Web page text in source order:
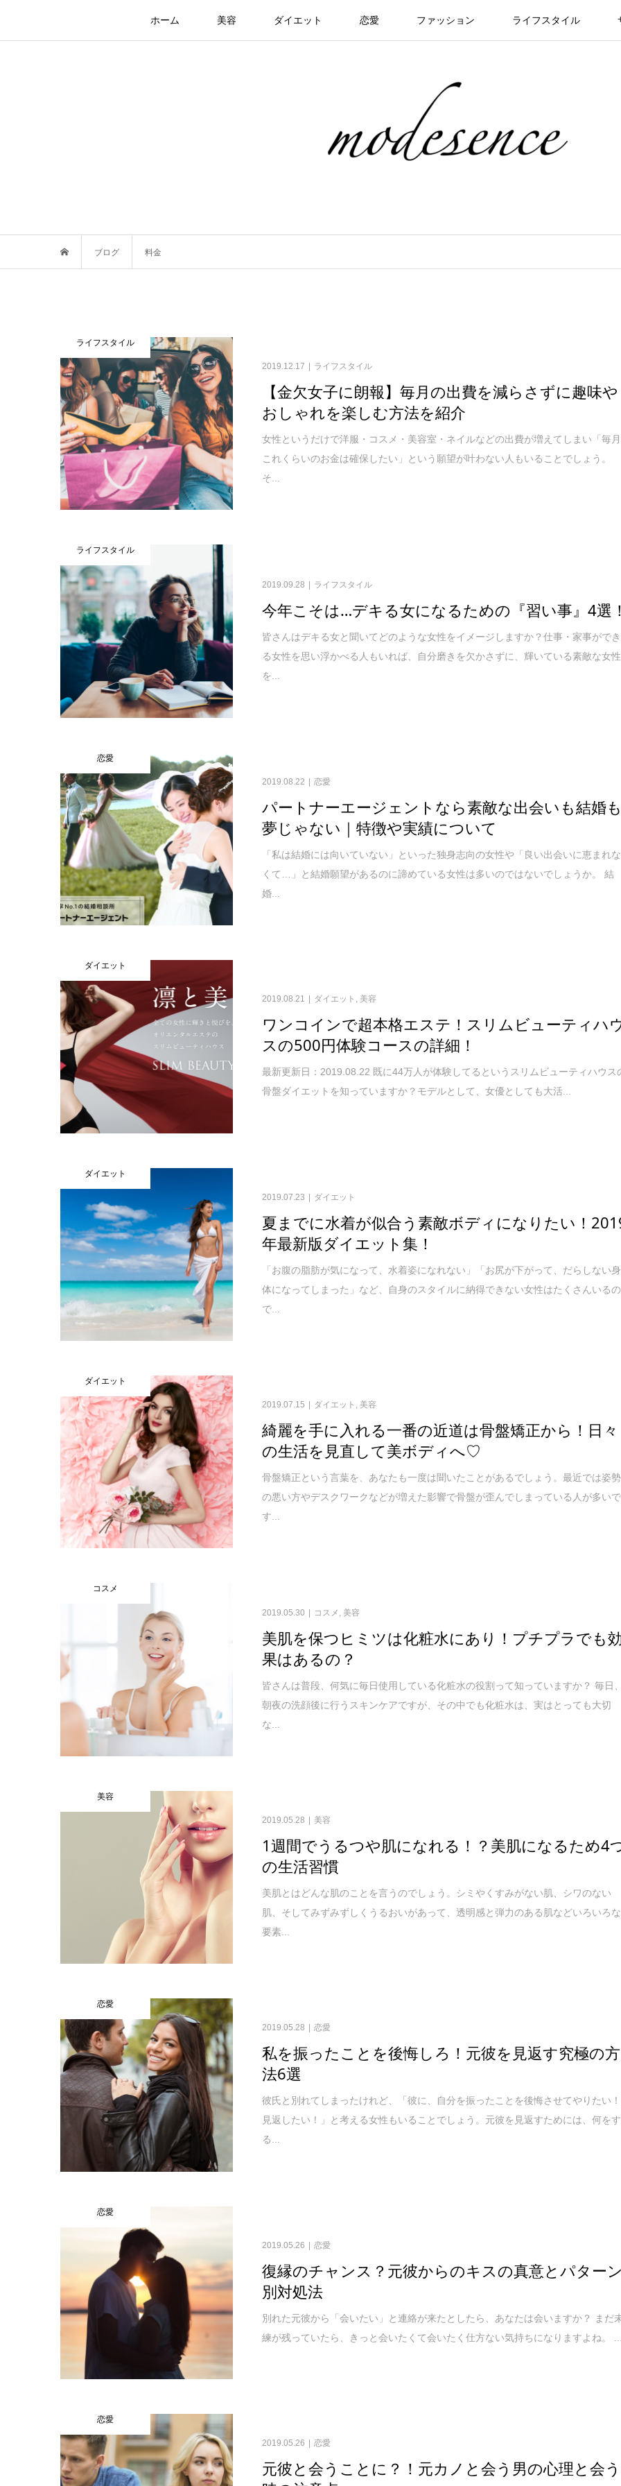
ホーム 美容 ダイエット 恋愛 ファッション ライフスタイル
ブログ 料金
ライフスタイル
2019.12.17 ライフスタイル
【金欠女子に朗報】毎月の出費を減らさずに趣味や
おしゃれを楽しむ方法を紹介
女性というだけで洋服・コスメ・美容室・ネイルなどの出費が増えてしまい「毎月
これくらいのお金は確保したい」という願望が叶わない人もいることでしょう。
そ...
ライフスタイル
2019.09.28 ライフスタイル
今年こそは…デキる女になるための『習い事』4選！
皆さんはデキる女と聞いてどのような女性をイメージしますか？仕事・家事ができ
る女性を思い浮かべる人もいれば、自分磨きを欠かさずに、輝いている素敵な女性
を...
恋愛
2019.08.22 恋愛
パートナーエージェントなら素敵な出会いも結婚も
夢じゃない｜特徴や実績について
「私は結婚には向いていない」といった独身志向の女性や「良い出会いに恵まれな
くて…」と結婚願望があるのに諦めている女性は多いのではないでしょうか。 結
婚...
ダイエット
2019.08.21 ダイエット , 美容
ワンコインで超本格エステ！スリムビューティハ
スの500円体験コースの詳細！
最新更新日：2019.08.22 既に44万人が体験してるというスリムビューティハウス
骨盤ダイエットを知っていますか？モデルとして、女優としても大活...
ダイエット
2019.07.23 ダイエット
夏までに水着が似合う素敵ボディになりたい！
年最新版ダイエット集！
「お腹の脂肪が気になって、水着姿になれない」「お尻が下がって、だらしない身
体になってしまった」など、自身のスタイルに納得できない女性はたくさんいるの
で...
ダイエット
2019.07.15 ダイエット , 美容
綺麗を手に入れる一番の近道は骨盤矯正から！日々
の生活を見直して美ボディへ♡
骨盤矯正という言葉を、あなたも一度は聞いたことがあるでしょう。最近では姿勢
の悪い方やデスクワークなどが増えた影響で骨盤が歪んでしまっている人が多いで
す...
コスメ
2019.05.30 コスメ 美容
美肌を保つヒミツは化粧水にあり！プチプラでも
果はあるの？
皆さんは普段、何気に毎日使用している化粧水の役割って知っていますか？ 毎日、
朝夜の洗顔後に行うスキンケアですが、その中でも化粧水は、実はとっても大切
な...
美容
2019.05.28 美容
1週間でうるつや肌になれる！？美肌になるため4
の生活習慣
美肌とはどんな肌のことを言うのでしょう。シミやくすみがない肌、シワのない
肌、そしてみずみずしくうるおいがあって、透明感と弾力のある肌などいろいろな
要素...
恋愛
2019.05.28 恋愛
私を振ったことを後悔しろ！元彼を見返す究極の方
法6選
彼氏と別れてしまったけれど、「彼に、自分を振ったことを後悔させてやりたい！
見返したい！」と考える女性もいることでしょう。元彼を見返すためには、何をす
る...
恋愛
2019.05.26 恋愛
復縁のチャンス？元彼からのキスの真意とパターン
別対処法
別れた元彼から「会いたい」と連絡が来たとしたら、あなたは会いますか？ まだ
練が残っていたら、きっと会いたくて会いたく仕方ない気持ちになりますよね。 ...
恋愛
2019.05.26 恋愛
元彼と会うことに？！元カノと会う男の心理と会う